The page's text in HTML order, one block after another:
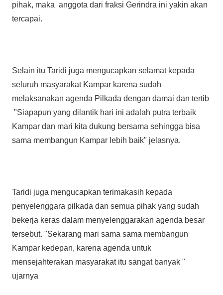
pihak, maka anggota dari fraksi Gerindra ini yakin akan
tercapai.
Selain itu Taridi juga mengucapkan selamat kepada
seluruh masyarakat Kampar karena sudah
melaksanakan agenda Pilkada dengan damai dan tertib
"Siapapun yang dilantik hari ini adalah putra terbaik
Kampar dan mari kita dukung bersama sehingga bisa
sama membangun Kampar lebih baik" jelasnya.
Taridi juga mengucapkan terimakasih kepada
penyelenggara pilkada dan semua pihak yang sudah
bekerja keras dalam menyelenggarakan agenda besar
tersebut. "Sekarang mari sama sama membangun
Kampar kedepan, karena agenda untuk
mensejahterakan masyarakat itu sangat banyak "
ujarnya